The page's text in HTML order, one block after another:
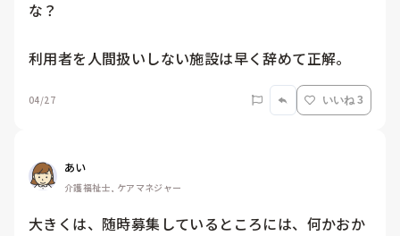
な？
利用者を人間扱いしない施設は早く辞めて正解。
04/27 いいね 3
あい
介護福祉士, ケアマネジャー
大きくは、随時募集しているところには、何かおか